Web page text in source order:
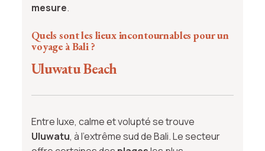
mesure.
Quels sont les lieux incontournables pour un
voyage à Bali ?
Uluwatu Beach
Entre luxe, calme et volupté se trouve
Uluwatu, à l’extrême sud de Bali. Le secteur